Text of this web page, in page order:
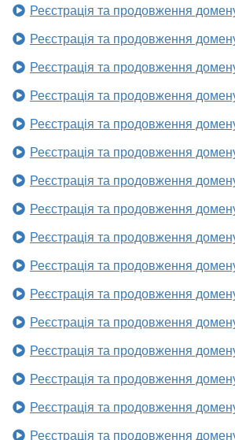
Реєстрація та продовження
Реєстрація та продовження
Реєстрація та продовження
Реєстрація та продовження
Реєстрація та продовження
Реєстрація та продовження
Реєстрація та продовження
Реєстрація та продовження
Реєстрація та продовження
Реєстрація та продовження
Реєстрація та продовження
Реєстрація та продовження
Реєстрація та продовження
Реєстрація та продовження
Реєстрація та продовження
Реєстрація та продовження